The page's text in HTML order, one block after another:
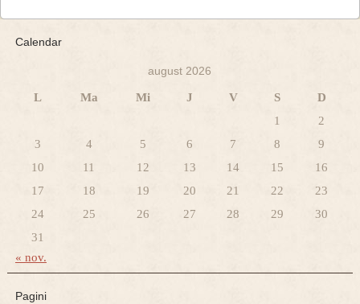
Calendar
august 2026
L Ma Mi J V S
D
1
2
3
4 5 6 7 8
9
10
11 12 13 14 15
16
17
18 19 20 21 22
23
24
25 26 27 28 29
30
31
« nov.
Pagini